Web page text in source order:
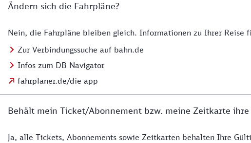
Ändern sich die Fahrpläne?
Details zu den Fahrplänen
Nein, die Fahrpläne bleiben gleich. Informationen zu Ihrer Reise
Zur Verbindungssuche auf bahn.de
Infos zum DB Navigator
fahrplaner.de/die-app
Behält mein Ticket/Abonnement bzw. meine Zeitkarte ihre
Details zur Zeitkarte
Ja, alle Tickets, Abonnements sowie Zeitkarten behalten Ihre